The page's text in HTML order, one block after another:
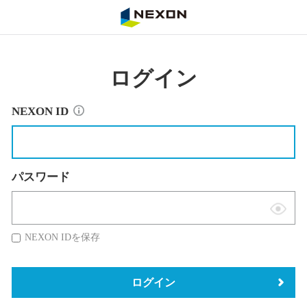
ログイン
NEXON ID
パスワード
表
替
NEXON IDを保存
ログイン